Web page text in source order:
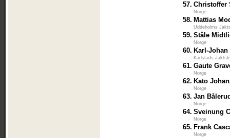
57. Christoffer
Norge
58. Mattias
Uddeholms
59. Ståle
Norge
60. Karl-
Karlstads
61. Gaute
Norge
62. Kato
Norge
63. Jan
Norge
64. Sveinung
Norge
65. Frank
Norge